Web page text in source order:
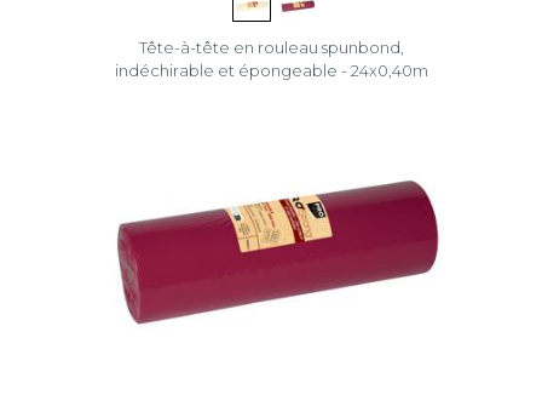
Tête-à-tête en rouleau spunbond,
indéchirable et épongeable - 24x0,40m